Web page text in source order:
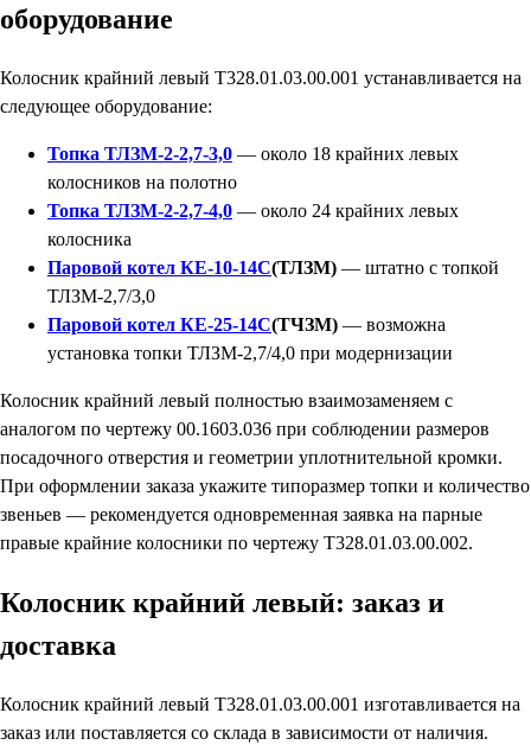
оборудование
Колосник крайний левый Т328.01.03.00.001 устанавливается на
следующее оборудование:
Топка ТЛЗМ-2-2,7-3,0 — около 18 крайних левых
колосников на полотно
Топка ТЛЗМ-2-2,7-4,0 — около 24 крайних левых
колосника
Паровой котел КЕ-10-14С(ТЛЗМ) — штатно с топкой
ТЛЗМ-2,7/3,0
Паровой котел КЕ-25-14С(ТЧЗМ) — возможна
установка топки ТЛЗМ-2,7/4,0 при модернизации
Колосник крайний левый полностью взаимозаменяем с
аналогом по чертежу 00.1603.036 при соблюдении размеров
посадочного отверстия и геометрии уплотнительной кромки.
При оформлении заказа укажите типоразмер топки и количество
звеньев — рекомендуется одновременная заявка на парные
правые крайние колосники по чертежу Т328.01.03.00.002.
Колосник крайний левый: заказ и
доставка
Колосник крайний левый Т328.01.03.00.001 изготавливается на
заказ или поставляется со склада в зависимости от наличия.